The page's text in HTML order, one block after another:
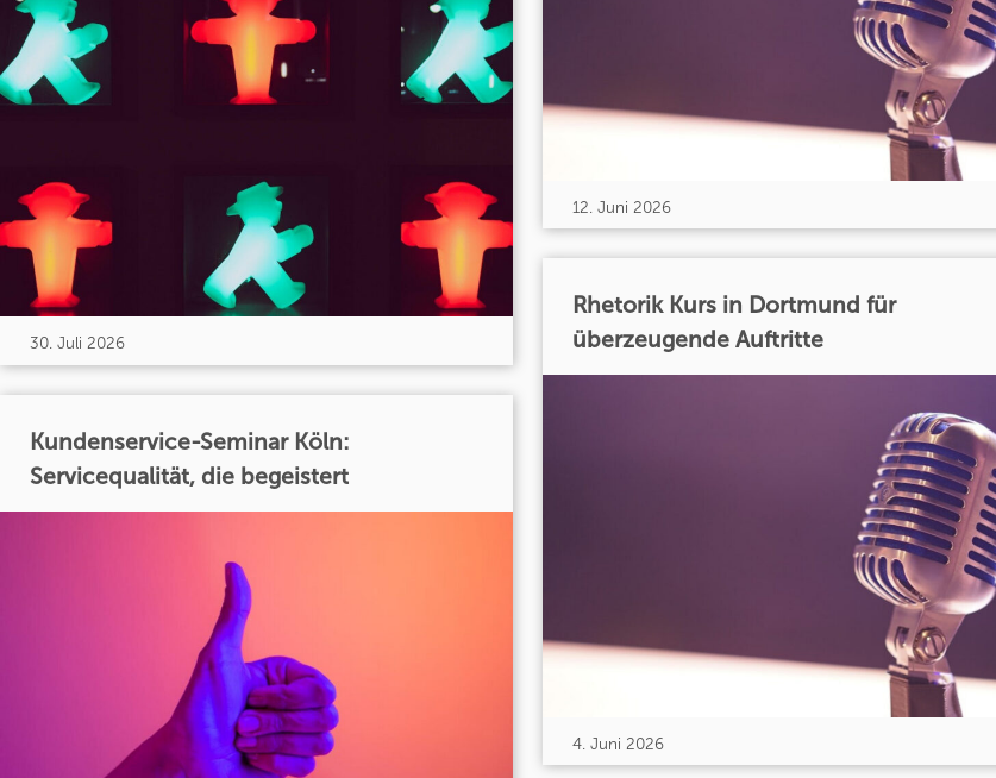
30. Juli 2026
Kundenservice-Seminar Köln:
Servicequalität, die begeistert
12. Juni 2026
Rhetorik Kurs in Dortmund für
überzeugende Auftritte
4. Juni 2026